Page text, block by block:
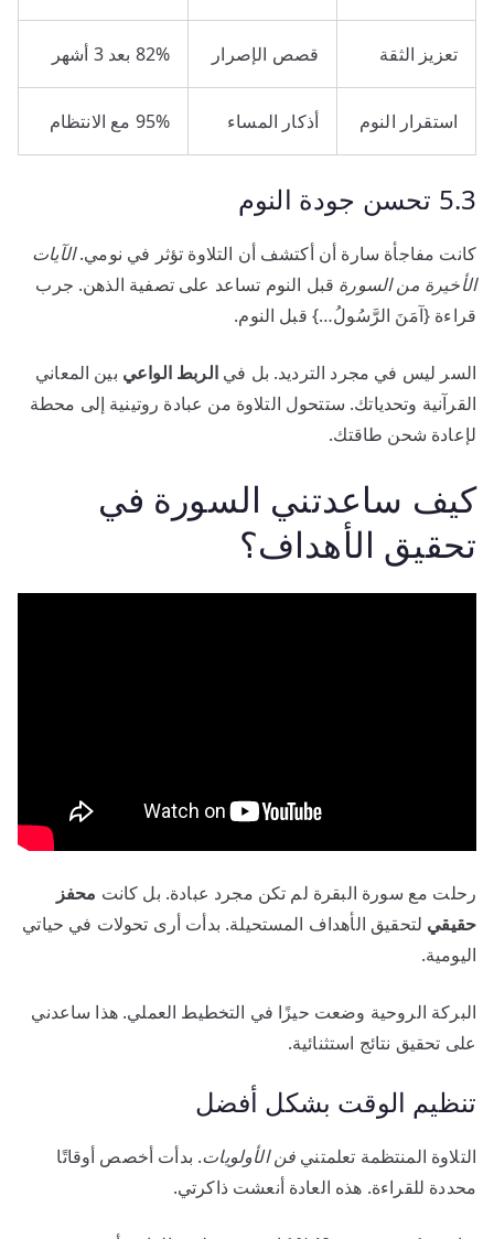
تعزيز الثقة قصص الإصرار 82% بعد 3 أشهر
استقرار النوم أذكار المساء 95% مع الانتظام
5.3 تحسن جودة النوم
كانت مفاجأة سارة أن أكتشف أن التلاوة تؤثر في نومي.الآيات
الأخيرة من السورة قبل النوم تساعد على تصفية الذهن. جرب
قراءة {آمَنَ الرَّسُولُ…} قبل النوم.
السر ليس في مجرد الترديد. بل فيالربط الواعي بين المعاني
القرآنية وتحدياتك. ستتحول التلاوة من عبادة روتينية إلى محطة
لإعادة شحن طاقتك.
كيف ساعدتني السورة في
تحقيق الأهداف؟
رحلت مع سورة البقرة لم تكن مجرد عبادة. بل كانت محفز
حقيقي لتحقيق الأهداف المستحيلة. بدأت أرى تحولات في حياتي
اليومية.
البركة الروحية وضعت حيزًا في التخطيط العملي. هذا ساعدني
على تحقيق نتائج استثنائية.
تنظيم الوقت بشكل أفضل
التلاوة المنتظمة تعلمتني فن الأولويات. بدأت أخصص أوقاتًا
محددة للقراءة. هذه العادة أنعشت ذاكرتي.